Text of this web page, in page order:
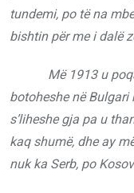
tundemi, po të na
bishtin për me i dalë
Më 1913 u poqa
botoheshe në Bulgari
s’liheshe gja pa u
kaq shumë, dhe ay
nuk ka Serb, po